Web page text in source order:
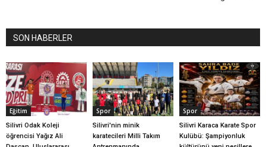
SON HABERLER
Eğitim
Silivri Odak Koleji
öğrencisi Yağız Ali
Spor
Silivri'nin minik
karatecileri Milli Takım
Spor
Silivri Karaca Karate Spor
Kulübü: Şampiyonluk